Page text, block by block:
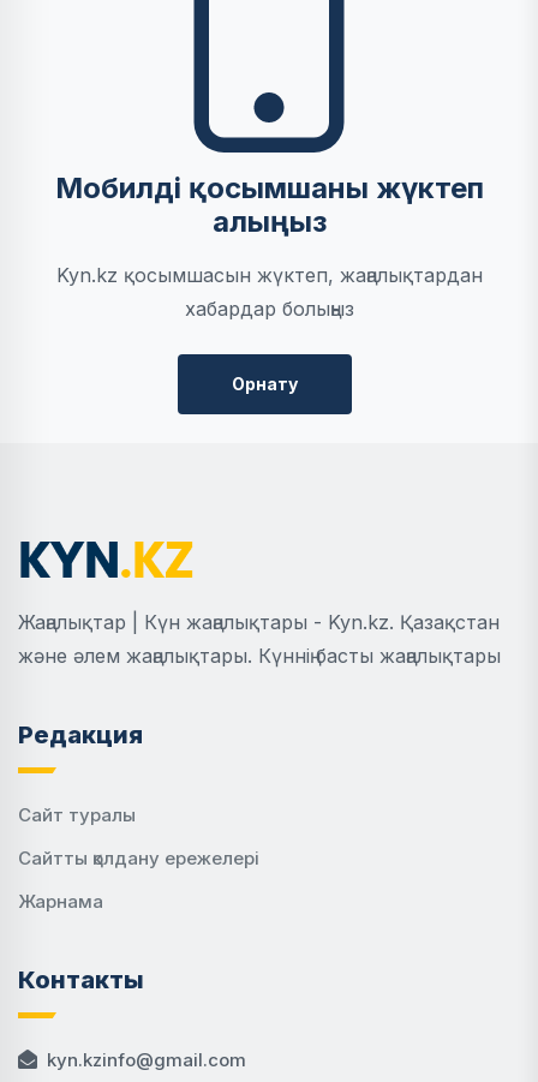
Мобилді қосымшаны жүктеп
алыңыз
Kyn.kz қосымшасын жүктеп, жаңалықтардан
хабардар болыңыз
Орнату
Жаңалықтар | Күн жаңалықтары - Kyn.kz. Қазақстан
және әлем жаңалықтары. Күннің басты жаңалықтары
Редакция
Сайт туралы
Сайтты қолдану ережелері
Жарнама
Контакты
kyn.kzinfo@gmail.com